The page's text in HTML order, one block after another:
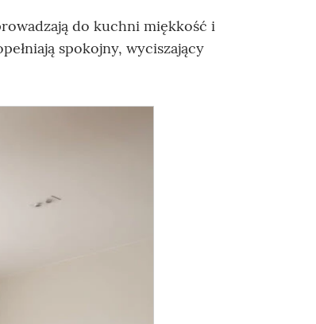
do kuchni miękkość i
spokojny, wyciszający